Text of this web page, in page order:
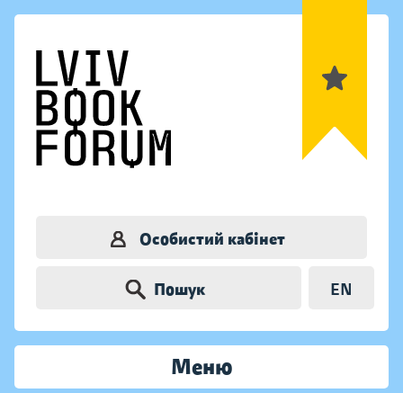
Особистий кабінет
Пошук EN
Меню